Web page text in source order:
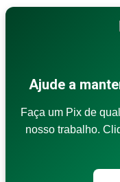
Ajude a
Faça um Pix de
nosso trabalho.